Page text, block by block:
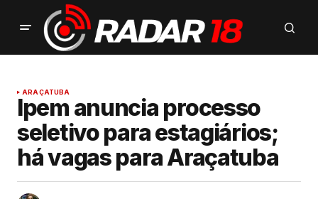
ARAÇATUBA
Ipem anuncia processo
seletivo para estagiários;
há vagas para Araçatuba